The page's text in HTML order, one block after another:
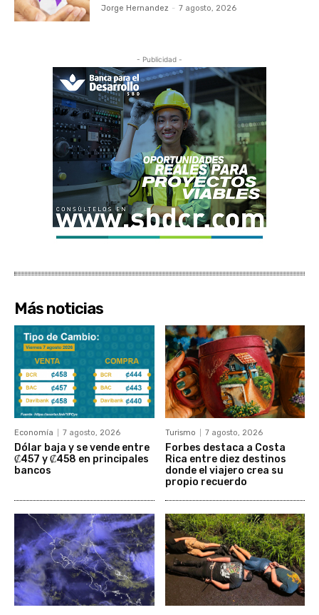
Jorge Hernandez - 7 agosto, 2026
- Publicidad -
Más noticias
Economía 7 agosto, 2026
Dólar baja y se vende entre
₡457 y ₡458 en principales
bancos
Turismo 7 agosto, 2026
Forbes destaca a Costa
Rica entre diez destinos
donde el viajero crea su
propio recuerdo